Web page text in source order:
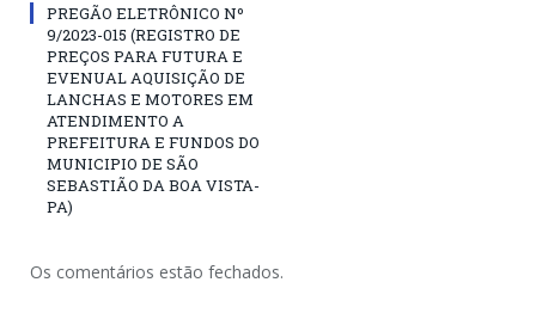
PREGÃO ELETRÔNICO Nº
9/2023-015 (REGISTRO DE
PREÇOS PARA FUTURA E
EVENUAL AQUISIÇÃO DE
LANCHAS E MOTORES EM
ATENDIMENTO A
PREFEITURA E FUNDOS DO
MUNICIPIO DE SÃO
SEBASTIÃO DA BOA VISTA-
PA)
Os comentários estão fechados.